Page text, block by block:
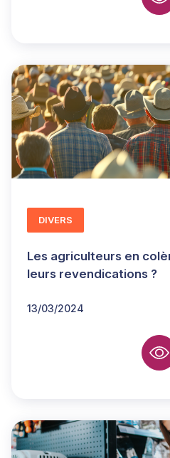
Les agriculteurs en
leurs revendications ?
13/03/2024
DIVERS